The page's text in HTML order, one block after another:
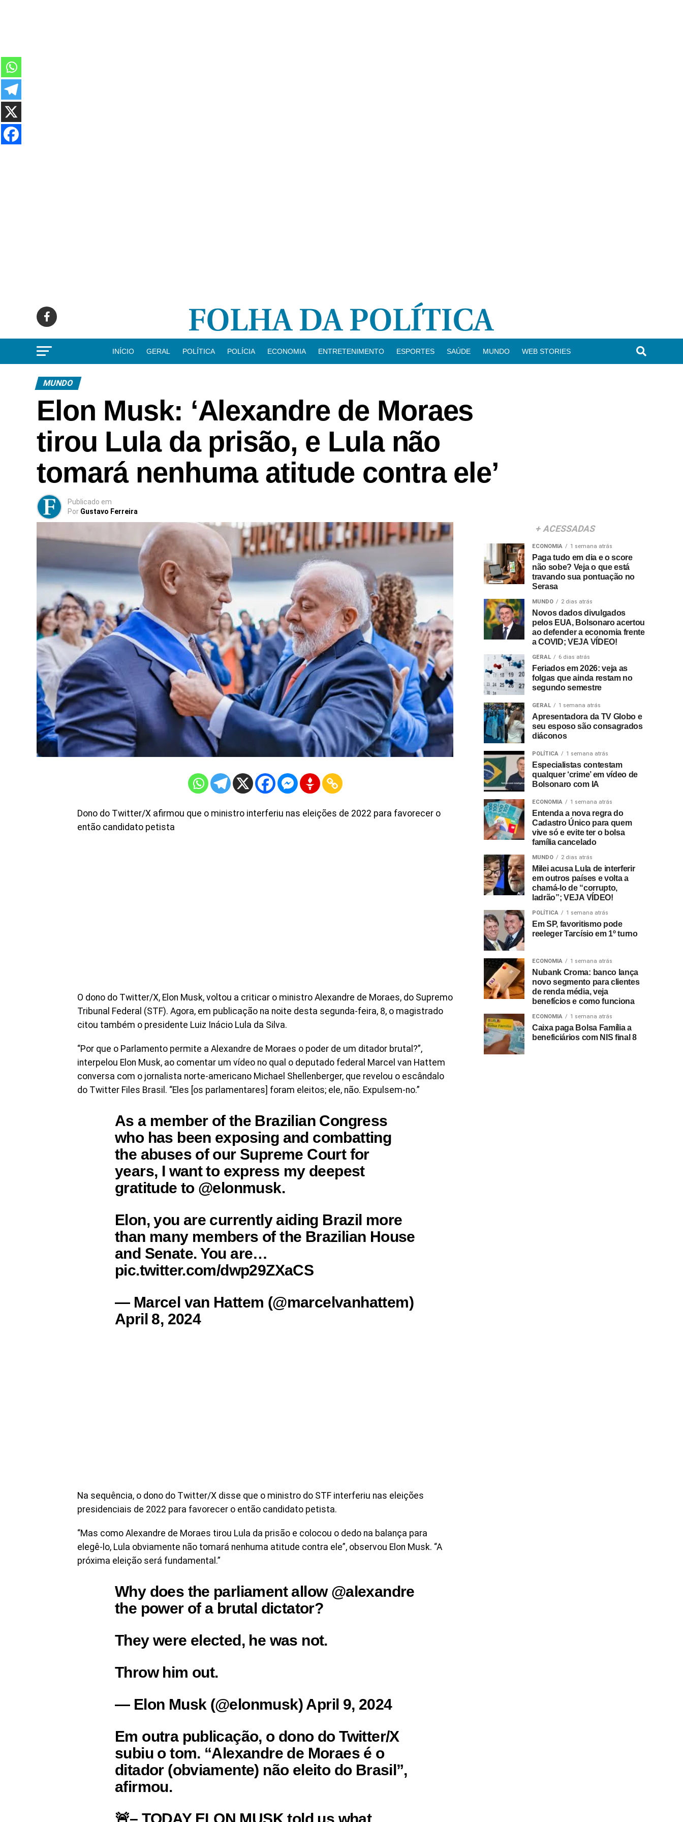
INÍCIO GERAL POLÍTICA POLÍCIA ECONOMIA ENTRETENIMENTO ESPORTES SAÚDE MUNDO WEB STORIES
MUNDO
Elon Musk: ‘Alexandre de Moraes
tirou Lula da prisão, e Lula não
tomará nenhuma atitude contra ele’
Publicado em
Por Gustavo Ferreira
Dono do Twitter/X afirmou que o ministro interferiu nas eleições de 2022 para favorecer o
então candidato petista
O dono do Twitter/X, Elon Musk, voltou a criticar o ministro Alexandre de Moraes, do Supremo
Tribunal Federal (STF). Agora, em publicação na noite desta segunda-feira, 8, o magistrado
citou também o presidente Luiz Inácio Lula da Silva.
“Por que o Parlamento permite a Alexandre de Moraes o poder de um ditador brutal?”,
interpelou Elon Musk, ao comentar um vídeo no qual o deputado federal Marcel van Hattem
conversa com o jornalista norte-americano Michael Shellenberger, que revelou o escândalo
do Twitter Files Brasil. “Eles [os parlamentares] foram eleitos; ele, não. Expulsem-no.”
As a member of the Brazilian Congress
who has been exposing and combatting
the abuses of our Supreme Court for
years, I want to express my deepest
gratitude to @elonmusk.
Elon, you are currently aiding Brazil more
than many members of the Brazilian House
and Senate. You are…
pic.twitter.com/dwp29ZXaCS
— Marcel van Hattem (@marcelvanhattem)
April 8, 2024
Na sequência, o dono do Twitter/X disse que o ministro do STF interferiu nas eleições
presidenciais de 2022 para favorecer o então candidato petista.
“Mas como Alexandre de Moraes tirou Lula da prisão e colocou o dedo na balança para
elegê-lo, Lula obviamente não tomará nenhuma atitude contra ele”, observou Elon Musk. “A
próxima eleição será fundamental.”
Why does the parliament allow @alexandre
the power of a brutal dictator?
They were elected, he was not.
Throw him out.
— Elon Musk (@elonmusk) April 9, 2024
Em outra publicação, o dono do Twitter/X
subiu o tom. “Alexandre de Moraes é o
ditador (obviamente) não eleito do Brasil”,
afirmou.
🚨– TODAY ELON MUSK told us what
+ ACESSADAS
ECONOMIA 1 semana atrás
Paga tudo em dia e o score
não sobe? Veja o que está
travando sua pontuação no
Serasa
MUNDO 2 dias atrás
Novos dados divulgados
pelos EUA, Bolsonaro acertou
ao defender a economia frente
a COVID; VEJA VÍDEO!
GERAL 6 dias atrás
Feriados em 2026: veja as
folgas que ainda restam no
segundo semestre
GERAL 1 semana atrás
Apresentadora da TV Globo e
seu esposo são consagrados
diáconos
POLÍTICA 1 semana atrás
Especialistas contestam
qualquer ‘crime’ em vídeo de
Bolsonaro com IA
ECONOMIA 1 semana atrás
Entenda a nova regra do
Cadastro Único para quem
vive só e evite ter o bolsa
família cancelado
MUNDO 2 dias atrás
Milei acusa Lula de interferir
em outros países e volta a
chamá-lo de “corrupto,
ladrão”; VEJA VÍDEO!
POLÍTICA 1 semana atrás
Em SP, favoritismo pode
reeleger Tarcísio em 1º turno
ECONOMIA 1 semana atrás
Nubank Croma: banco lança
novo segmento para clientes
de renda média, veja
benefícios e como funciona
ECONOMIA 1 semana atrás
Caixa paga Bolsa Família a
beneficiários com NIS final 8